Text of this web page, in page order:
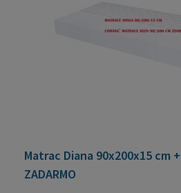
Matrac Diana 90x200x15 cm
ZADARMO